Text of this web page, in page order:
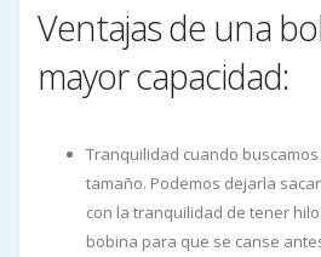
Ventajas de una
mayor capacidad:
Tranquilidad cuando
tamaño. Podemos dejarla
con la tranquilidad de tener
bobina para que se canse